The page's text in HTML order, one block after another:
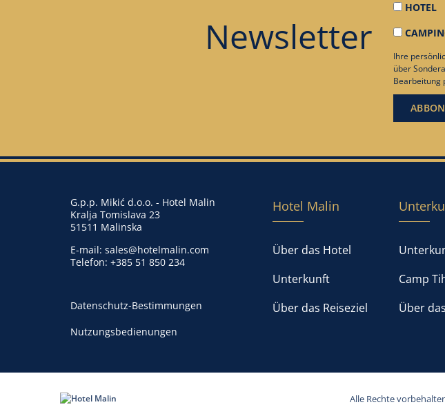
Newsletter
HOTEL
Ihre
über
Bearbeitung
G.p.p. Mikić d.o.o. - Hotel Malin
Kralja Tomislava 23
51511 Malinska
E-mail: sales@hotelmalin.com
Telefon: +385 51 850 234
Datenschutz-Bestimmungen
Nutzungsbedienungen
Hotel Malin
Über das Hotel
Unterkunft
Über das Reiseziel
Camp
Über
Alle Rechte